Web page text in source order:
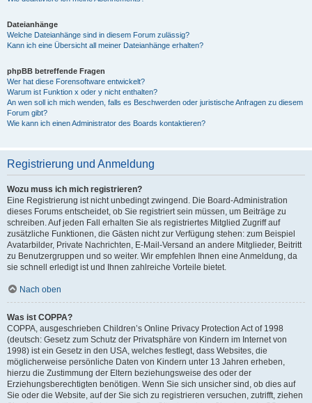
Dateianhänge
Welche Dateianhänge sind in diesem Forum zulässig?
Kann ich eine Übersicht all meiner Dateianhänge erhalten?
phpBB betreffende Fragen
Wer hat diese Forensoftware entwickelt?
Warum ist Funktion x oder y nicht enthalten?
An wen soll ich mich wenden, falls es Beschwerden oder juristische Anfragen zu diesem
Forum gibt?
Wie kann ich einen Administrator des Boards kontaktieren?
Registrierung und Anmeldung
Wozu muss ich mich registrieren?
Eine Registrierung ist nicht unbedingt zwingend. Die Board-Administration
dieses Forums entscheidet, ob Sie registriert sein müssen, um Beiträge zu
schreiben. Auf jeden Fall erhalten Sie als registriertes Mitglied Zugriff auf
zusätzliche Funktionen, die Gästen nicht zur Verfügung stehen: zum Beispiel
Avatarbilder, Private Nachrichten, E-Mail-Versand an andere Mitglieder, Beitritt
zu Benutzergruppen und so weiter. Wir empfehlen Ihnen eine Anmeldung, da
sie schnell erledigt ist und Ihnen zahlreiche Vorteile bietet.
Nach oben
Was ist COPPA?
COPPA, ausgeschrieben Children’s Online Privacy Protection Act of 1998
(deutsch: Gesetz zum Schutz der Privatsphäre von Kindern im Internet von
1998) ist ein Gesetz in den USA, welches festlegt, dass Websites, die
möglicherweise persönliche Daten von Kindern unter 13 Jahren erheben,
hierzu die Zustimmung der Eltern beziehungsweise des oder der
Erziehungsberechtigten benötigen. Wenn Sie sich unsicher sind, ob dies auf
Sie oder die Website, auf der Sie sich zu registrieren versuchen, zutrifft, ziehen